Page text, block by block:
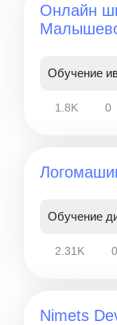
Онлайн
Обучение
1.8K 0
Обучение
2.31K 0
Nimets